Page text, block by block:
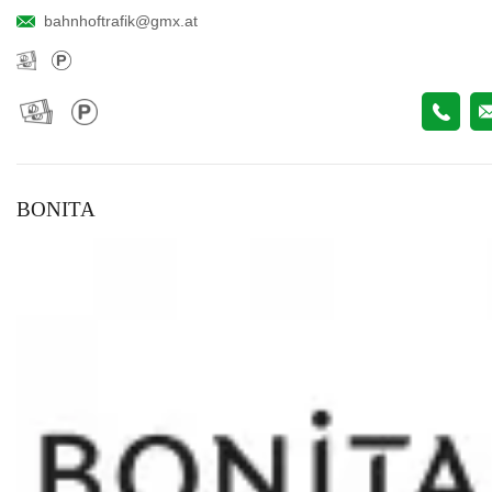
bahnhoftrafik@gmx.at
BONITA